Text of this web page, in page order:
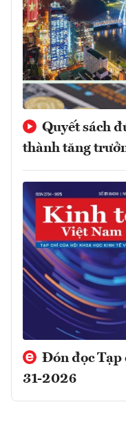
Quyết sách
thành tăng
Đón đọc Tạp
31-2026